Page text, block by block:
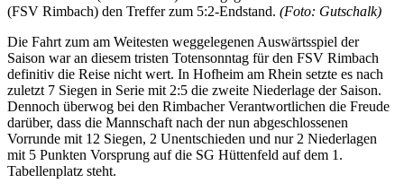
„Howwe“
(FSV Rimbach) den Treffer zum 5:2-Endstand. (Foto: Gutschalk)
Die Fahrt zum am Weitesten weggelegenen Auswärtsspiel der
Saison war an diesem tristen Totensonntag für den FSV Rimbach
definitiv die Reise nicht wert. In Hofheim am Rhein setzte es nach
zuletzt 7 Siegen in Serie mit 2:5 die zweite Niederlage der Saison.
Dennoch überwog bei den Rimbacher Verantwortlichen die Freude
darüber, dass die Mannschaft nach der nun abgeschlossenen
Vorrunde mit 12 Siegen, 2 Unentschieden und nur 2 Niederlagen
mit 5 Punkten Vorsprung auf die SG Hüttenfeld auf dem 1.
Tabellenplatz steht.